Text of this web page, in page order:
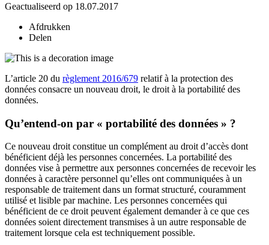
Geactualiseerd op 18.07.2017
Afdrukken
Delen
L’article 20 du règlement 2016/679 relatif à la protection des
données consacre un nouveau droit, le droit à la portabilité des
données.
Qu’entend-on par « portabilité des données » ?
Ce nouveau droit constitue un complément au droit d’accès dont
bénéficient déjà les personnes concernées. La portabilité des
données vise à permettre aux personnes concernées de recevoir les
données à caractère personnel qu’elles ont communiquées à un
responsable de traitement dans un format structuré, couramment
utilisé et lisible par machine. Les personnes concernées qui
bénéficient de ce droit peuvent également demander à ce que ces
données soient directement transmises à un autre responsable de
traitement lorsque cela est techniquement possible.